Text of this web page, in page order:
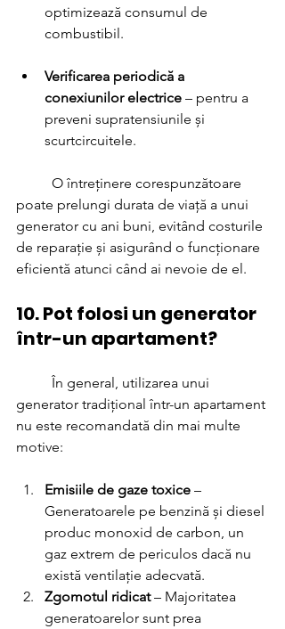
optimizează consumul de
combustibil.
Verificarea periodică a
conexiunilor electrice – pentru a
preveni supratensiunile și
scurtcircuitele.
poate prelungi durata de viață a unui
generator cu ani buni, evitând costurile
de reparație și asigurând o funcționare
eficientă atunci când ai nevoie de el.
10. Pot folosi un generator
într-un apartament?
generator tradițional într-un apartament
nu este recomandată din mai multe
motive:
Emisiile de gaze toxice –
Generatoarele pe benzină și diesel
produc monoxid de carbon, un
gaz extrem de periculos dacă nu
există ventilație adecvată.
Zgomotul ridicat – Majoritatea
generatoarelor sunt prea